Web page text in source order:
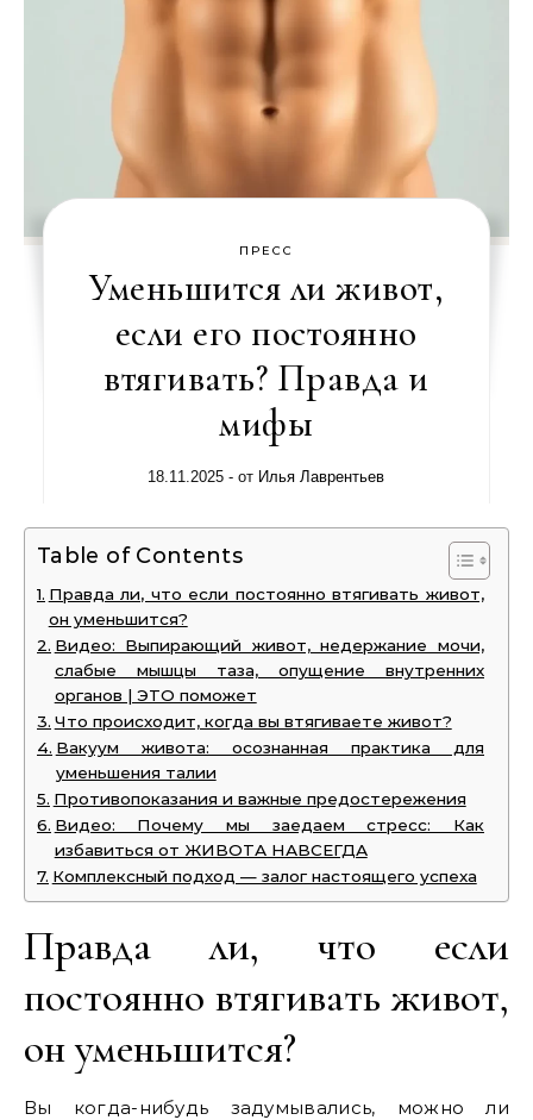
ПРЕСС
Уменьшится ли живот,
если его постоянно
втягивать? Правда и
мифы
18.11.2025 - от Илья Лаврентьев
Table of Contents
Правда ли, что если постоянно втягивать живот,
он уменьшится?
Видео: Выпирающий живот, недержание мочи,
слабые мышцы таза, опущение внутренних
органов | ЭТО поможет
Что происходит, когда вы втягиваете живот?
Вакуум живота: осознанная практика для
уменьшения талии
Противопоказания и важные предостережения
Видео: Почему мы заедаем стресс: Как
избавиться от ЖИВОТА НАВСЕГДА
Комплексный подход — залог настоящего успеха
Правда ли, что если
постоянно втягивать живот,
он уменьшится?
Вы когда-нибудь задумывались, можно ли